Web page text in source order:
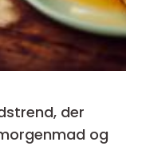
der
og